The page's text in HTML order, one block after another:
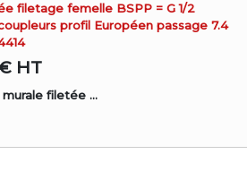
filetage femelle BSPP = G 1/2
profil Européen passage 7.4
HT
filetée ...